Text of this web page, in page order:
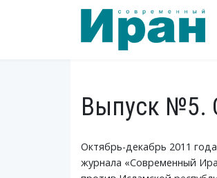
Выпуск №5.
Октябрь-декабрь 2011
журнала «Современный